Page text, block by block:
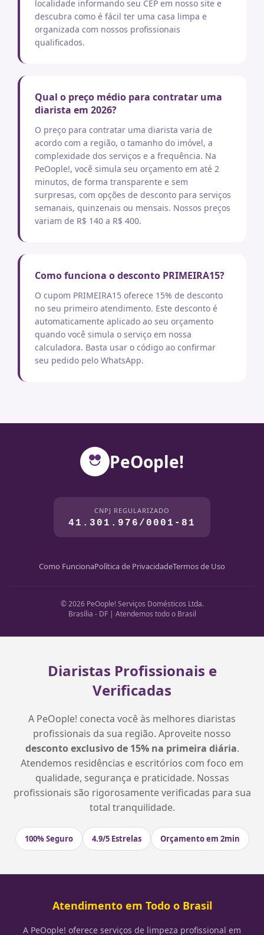
localidade informando seu CEP em nosso site e
descubra como é fácil ter uma casa limpa e
organizada com nossos profissionais
qualificados.
Qual o preço médio para contratar uma
diarista em 2026?
O preço para contratar uma diarista varia de
acordo com a região, o tamanho do imóvel, a
complexidade dos serviços e a frequência. Na
PeOople!, você simula seu orçamento em até 2
minutos, de forma transparente e sem
surpresas, com opções de desconto para serviços
semanais, quinzenais ou mensais. Nossos preços
variam de R$ 140 a R$ 400.
Como funciona o desconto PRIMEIRA15?
O cupom PRIMEIRA15 oferece 15% de desconto
no seu primeiro atendimento. Este desconto é
automaticamente aplicado ao seu orçamento
quando você simula o serviço em nossa
calculadora. Basta usar o código ao confirmar
seu pedido pelo WhatsApp.
PeOople!
CNPJ REGULARIZADO
41.301.976/0001-81
Como FuncionaPolítica de PrivacidadeTermos de Uso
© 2026 PeOople! Serviços Domésticos Ltda.
Brasília - DF | Atendemos todo o Brasil
Diaristas Profissionais e
Verificadas
A PeOople! conecta você às melhores diaristas
profissionais da sua região. Aproveite nosso
desconto exclusivo de 15% na primeira diária.
Atendemos residências e escritórios com foco em
qualidade, segurança e praticidade. Nossas
profissionais são rigorosamente verificadas para sua
total tranquilidade.
100% Seguro 4.9/5 Estrelas Orçamento em 2min
Atendimento em Todo o Brasil
A PeOople! oferece serviços de limpeza profissional em